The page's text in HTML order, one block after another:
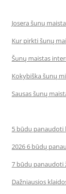
Josera šunų
Kur pirkti šunų
Šunų maistas
Kokybiška šunų
Sausas šunų
5 būdų panaudoti
2026 6 būdų
7 būdų panaudoti
Dažniausios